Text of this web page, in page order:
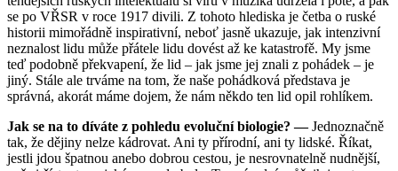
se po VŘSR v roce 1917 divili. Z tohoto hlediska je četba o ruské
historii mimořádně inspirativní, neboť jasně ukazuje, jak intenzivní
neznalost lidu může přátele lidu dovést až ke katastrofě. My jsme
teď podobně překvapení, že lid – jak jsme jej znali z pohádek – je
jiný. Stále ale trváme na tom, že naše pohádková představa je
správná, akorát máme dojem, že nám někdo ten lid opil rohlíkem.
Jak se na to díváte z pohledu evoluční biologie? —Jednoznačně
tak, že dějiny nelze kádrovat. Ani ty přírodní, ani ty lidské. Říkat,
jestli jdou špatnou anebo dobrou cestou, je nesrovnatelně nudnější,